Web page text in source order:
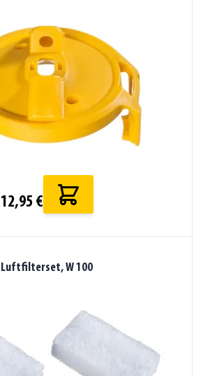
12,95 €
Luftfilterset, W 100